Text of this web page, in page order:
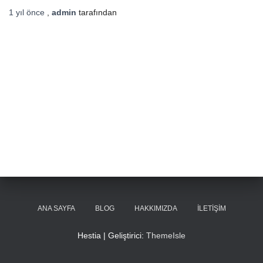
1 yıl önce admin tarafından
ANA SAYFA BLOG HAKKIMIZDA İLETIŞIM
Hestia | Geliştirici: ThemeIsle